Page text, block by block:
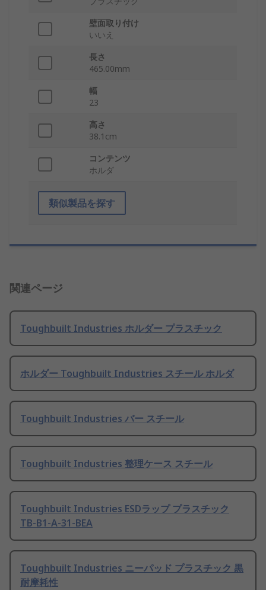
壁面取り付け
いいえ
長さ
465.00mm
幅
23
高さ
38.1cm
コンテンツ
ホルダ
類似製品を探す
関連ページ
Toughbuilt Industries ホルダー プラスチック
ホルダー Toughbuilt Industries スチール ホルダ
Toughbuilt Industries バー スチール
Toughbuilt Industries 整理ケース スチール
Toughbuilt Industries ESDラップ プラスチック
TB-B1-A-31-BEA
Toughbuilt Industries ニーパッド プラスチック 黒
耐摩耗性